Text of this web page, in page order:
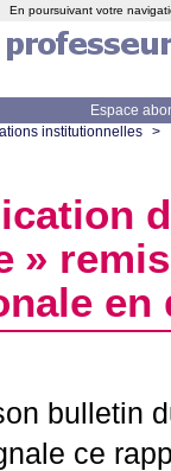
Espace
institutionnelles >
»
en
bulletin
ce
En poursuivant votre